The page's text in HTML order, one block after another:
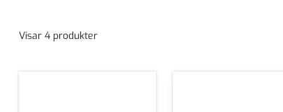
Visar 4 produkter